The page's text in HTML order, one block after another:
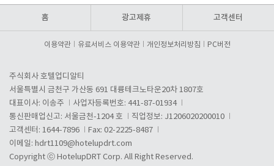
홈 광고제휴 고객센터
이용약관 유료서비스 이용약관 개인정보처리방침 PC버전
주식회사 호텔업디알티
서울특별시 금천구 가산동 691 대륭테크노타운20차 1807호
대표이사: 이송주
사업자등록번호: 441-87-01934
통신판매업신고: 서울금천-1204 호
직업정보: J1206020200010
고객센터: 1644-7896
Fax: 02-2225-8487
이메일: hdrt1109@hotelupdrt.com
Copyright ⓒ HotelupDRT Corp. All Right Reserved.